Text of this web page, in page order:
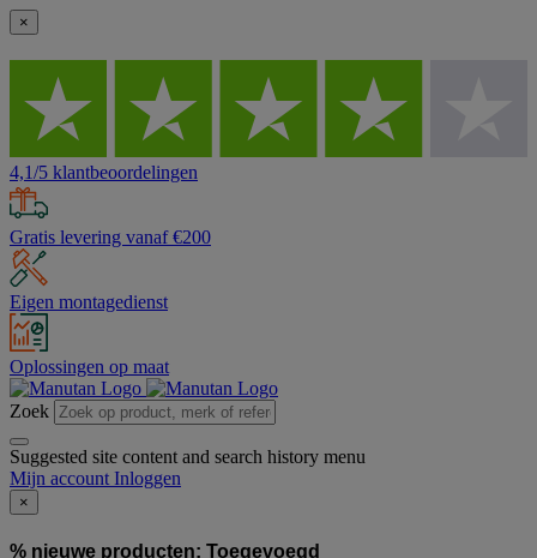
×
4,1/5 klantbeoordelingen
Gratis levering vanaf €200
Eigen montagedienst
Oplossingen op maat
Zoek
Suggested site content and search history menu
Mijn account Inloggen
×
% nieuwe producten: Toegevoegd